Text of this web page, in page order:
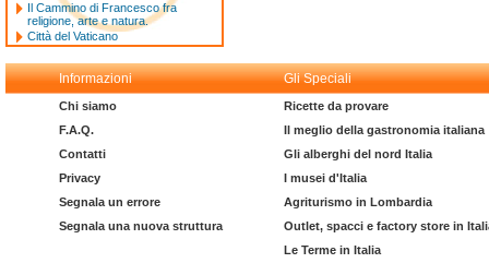
Il Cammino di Francesco fra
religione, arte e natura.
Città del Vaticano
Informazioni Gli Speciali
Chi siamo
F.A.Q.
Contatti
Privacy
Segnala un errore
Segnala una nuova struttura
Ricette da provare
Il meglio della gastronomia italiana
Gli alberghi del nord Italia
I musei d'Italia
Agriturismo in Lombardia
Outlet, spacci e factory store in
Le Terme in Italia